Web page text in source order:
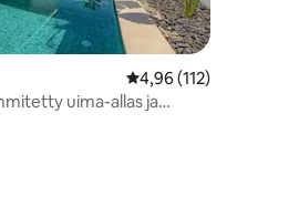
140 arvostelua Keskimääräinen arvio
4,96 (112)
uima-allas ja